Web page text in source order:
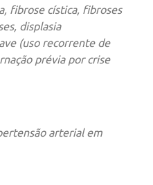
fibrose cística, fibroses
displasia
(uso recorrente de
prévia por crise
arterial em